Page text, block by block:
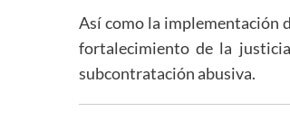
Así como la implementación
fortalecimiento de la
subcontratación abusiva.